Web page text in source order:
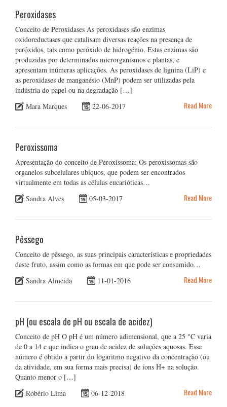
Peroxidases
Conceito de Peroxidases As peroxidases são enzimas
oxidoreductases que catalisam diversas reações na presença de
peróxidos, tais como peróxido de hidrogénio. Estas enzimas são
produzidas por determinados microrganismos e plantas, e
apresentam inúmeras aplicações. As peroxidases de lignina (LiP) e
as peroxidases de manganésio (MnP) podem ser utilizadas pela
indústria do papel ou na degradação […]
Mara Marques
22-06-2017 Read More
Peroxissoma
Apresentação do conceito de Peroxissoma: Os peroxissomas são
organelos subcelulares ubíquos, que podem ser encontrados
virtualmente em todas as células eucarióticas…
Sandra Alves
05-03-2017 Read More
Pêssego
Conceito de pêssego, as suas principais características e propriedades
deste fruto, assim como as formas em que pode ser consumido…
Sandra Almeida
11-01-2016 Read More
pH (ou escala de pH ou escala de acidez)
Conceito de pH O pH é um número adimensional, que a 25 °C varia
de 0 a 14 e que indica o grau de acidez de soluções aquosas. Esse
número é obtido a partir do logaritmo negativo da concentração (ou
da atividade, em sua forma mais precisa) de íons H+ na solução.
Quanto menor o […]
Robério Lima
06-12-2018 Read More